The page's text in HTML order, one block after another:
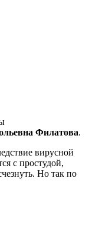
Филатова.
вирусной
с простудой,
Но так по